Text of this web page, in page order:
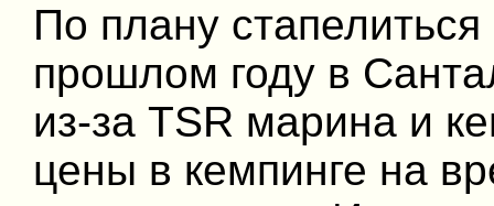
По плану
прошлом году в
из-за TSR марина и
цены в кемпинге на